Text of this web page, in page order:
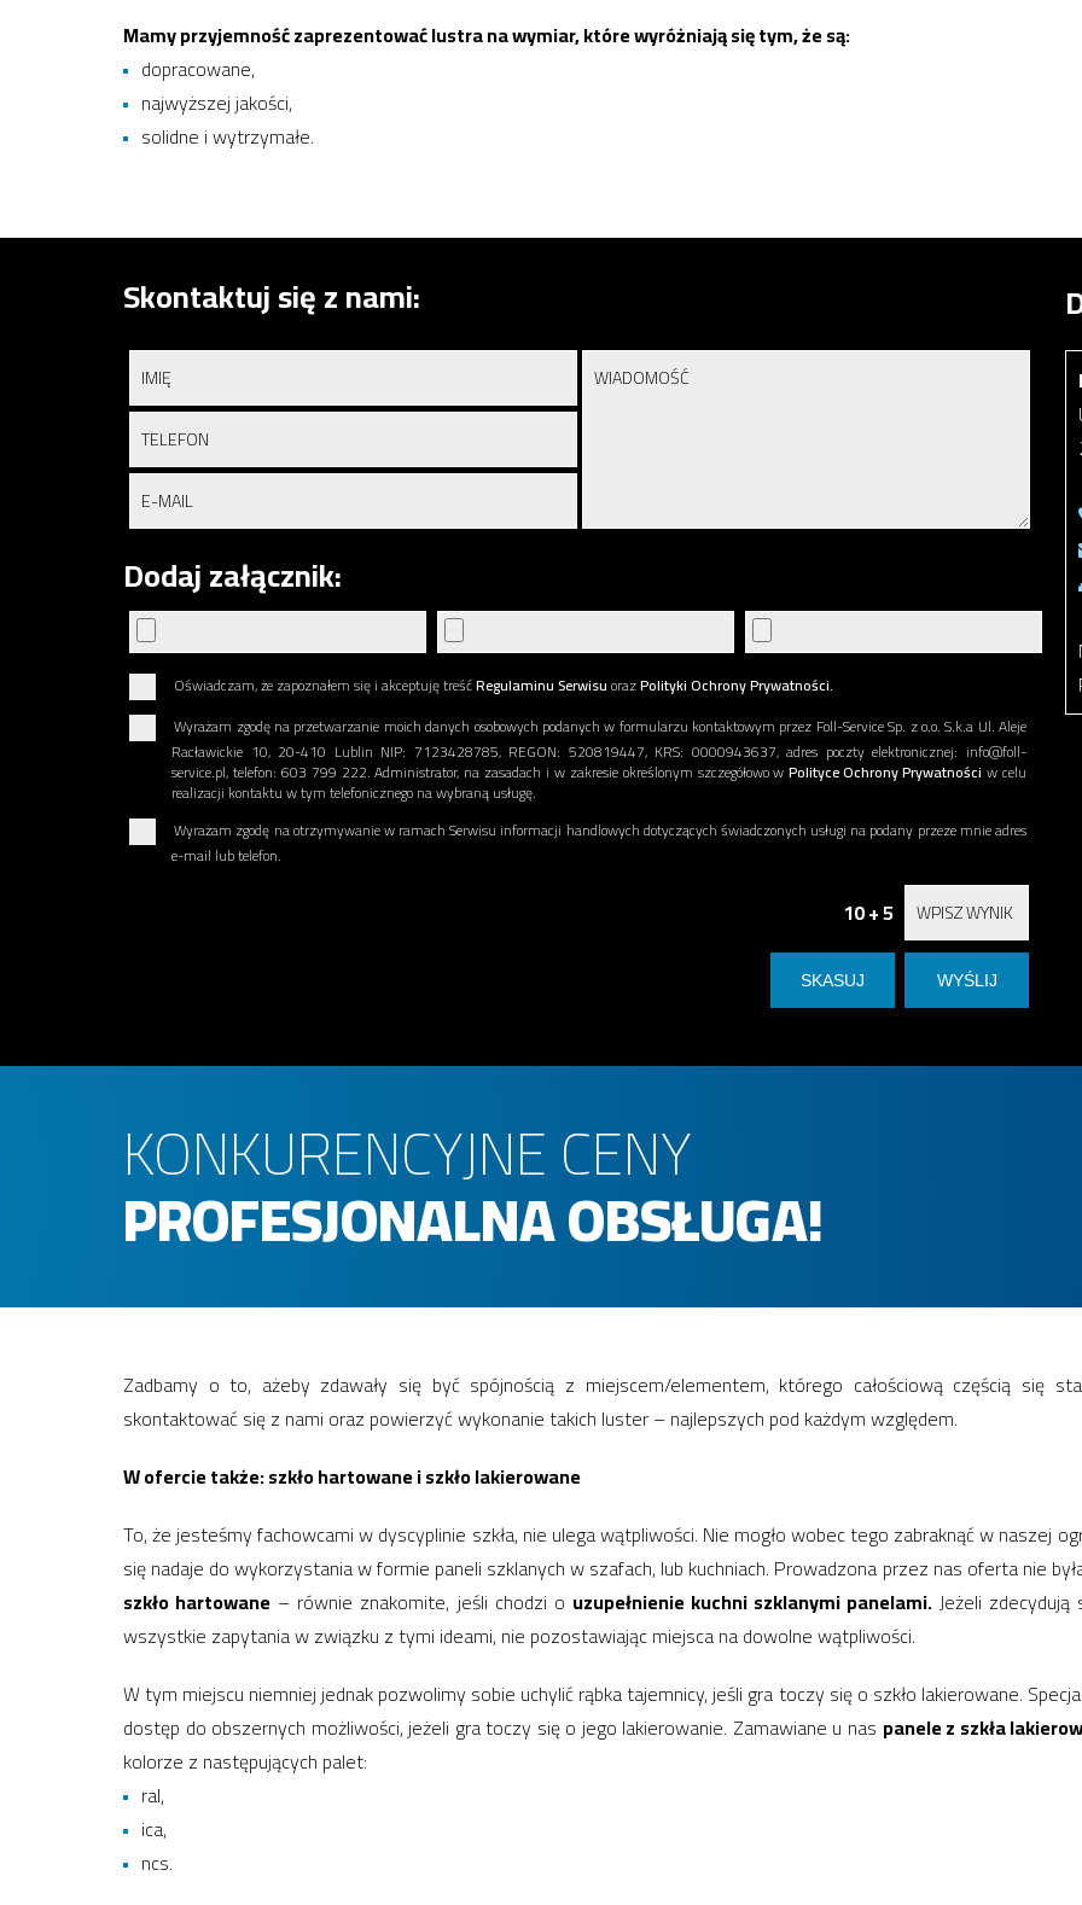
Mamy przyjemność zaprezentować lustra na wymiar, które wyróżniają się tym, że są:
dopracowane,
najwyższej jakości,
solidne i wytrzymałe.
Skontaktuj się z nami:
Dodaj załącznik:
Oświadczam, że zapoznałem się i akceptuję treśćRegulaminu SerwisuorazPolityki Ochrony Prywatności.
Wyrażam zgodę na przetwarzanie moich danych osobowych podanych w formularzu kontaktowym przez Foll-Service Sp. z o.o. S.k.a Ul. Aleje
Racławickie 10, 20-410 Lublin NIP: 7123428785, REGON: 520819447, KRS: 0000943637, adres poczty elektronicznej: info@foll-
service.pl, telefon: 603 799 222. Administrator, na zasadach i w zakresie określonym szczegółowo wPolityce Ochrony Prywatności w celu
realizacji kontaktu w tym telefonicznego na wybraną usługę.
Wyrażam zgodę na otrzymywanie w ramach Serwisu informacji handlowych dotyczących świadczonych usługi na podany przeze mnie adres
e-mail lub telefon.
10 + 5
KONKURENCYJNE CENY
PROFESJONALNA OBSŁUGA!
Zadbamy o to, ażeby zdawały się być spójnością z miejscem/elementem, którego całościową częścią się
skontaktować się z nami oraz powierzyć wykonanie takich luster – najlepszych pod każdym względem.
W ofercie także: szkło hartowane i szkło lakierowane
To, że jesteśmy fachowcami w dyscyplinie szkła, nie ulega wątpliwości. Nie mogło wobec tego zabraknąć w naszej
się nadaje do wykorzystania w formie paneli szklanych w szafach, lub kuchniach. Prowadzona przez nas oferta nie
szkło hartowane – równie znakomite, jeśli chodzi o uzupełnienie kuchni szklanymi panelami. Jeżeli
wszystkie zapytania w związku z tymi ideami, nie pozostawiając miejsca na dowolne wątpliwości.
W tym miejscu niemniej jednak pozwolimy sobie uchylić rąbka tajemnicy, jeśli gra toczy się o szkło lakierowane.
dostęp do obszernych możliwości, jeżeli gra toczy się o jego lakierowanie. Zamawiane u nas panele z szkła
kolorze z następujących palet:
ral,
ica,
ncs.